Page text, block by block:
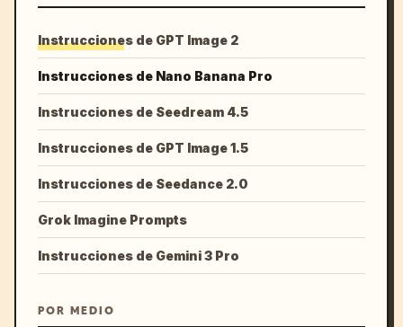
Instrucciones de GPT Image 2
Instrucciones de Nano Banana Pro
Instrucciones de Seedream 4.5
Instrucciones de GPT Image 1.5
Instrucciones de Seedance 2.0
Grok Imagine Prompts
Instrucciones de Gemini 3 Pro
POR MEDIO